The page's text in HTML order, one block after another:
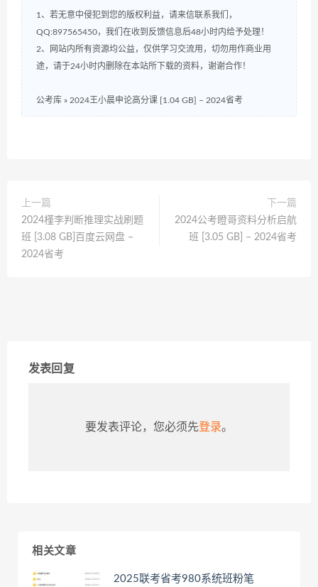
1、若无意中侵犯到您的版权利益，请来信联系我们，
QQ:897565450，我们在收到反馈信息后48小时内给予处理！
2、网站内所有资源均公益，仅供学习交流用，切勿用作商业用
途，请于24小时内删除在本站所下载的资料，谢谢合作！
公考库 » 2024王小晨申论高分课 [1.04 GB] – 2024省考
上一篇
2024槿李判断推理实战刷题
班 [3.08 GB]百度云网盘 –
2024省考
下一篇
2024公考瞪哥资料分析启航
班 [3.05 GB] – 2024省考
发表回复
要发表评论，您必须先登录。
相关文章
2025联考省考980系统班粉笔